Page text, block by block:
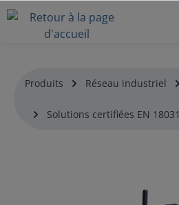
Produits Réseau industriel
Solutions certifiées EN 18031